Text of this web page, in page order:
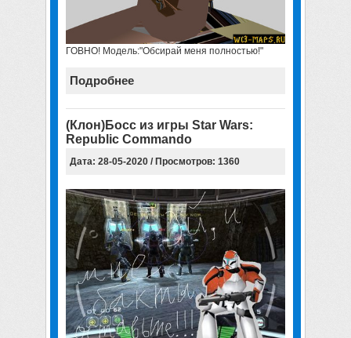
ГОВНО! Модель:"Обсирай меня полностью!"
Подробнее
(Клон)Босс из игры Star Wars:
Republic Commando
Дата: 28-05-2020 / Просмотров: 1360